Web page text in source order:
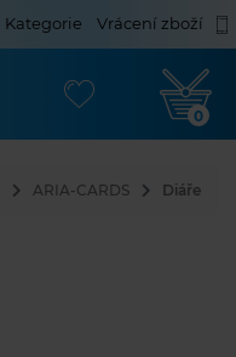
Kategorie Vrácení zboží
0
ARIA-CARDS Diáře